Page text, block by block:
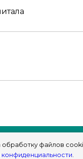
файлов
конфиденциальности.